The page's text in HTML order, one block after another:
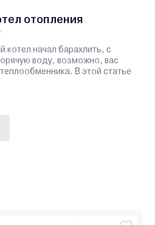
отопления
котел начал барахлить, с
воду, возможно, вас
В этой статье